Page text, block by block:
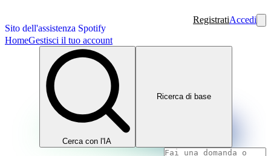
Sito dell'assistenza Spotify
RegistratiAccedi
HomeGestisci il tuo account
Cerca con l'IA
Ricerca di base